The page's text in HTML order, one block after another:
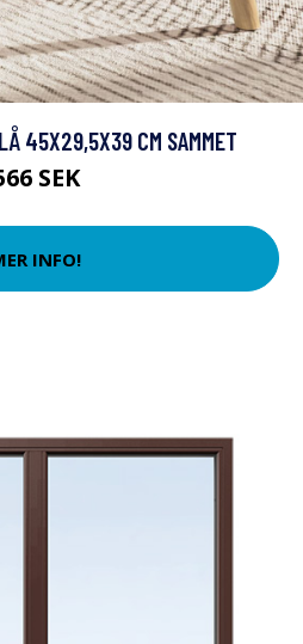
45X29,5X39 CM SAMMET
SEK
INFO!